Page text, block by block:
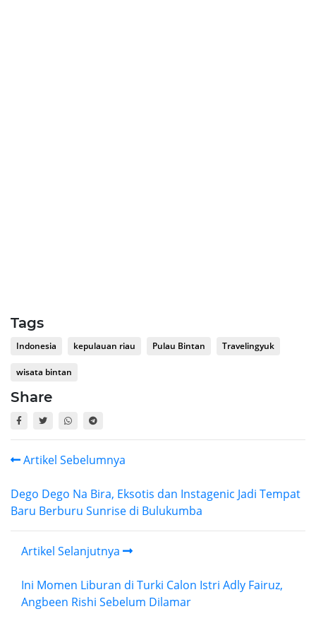
Tags
Indonesia kepulauan riau Pulau Bintan Travelingyuk
wisata bintan
Share
Artikel Sebelumnya
Dego Dego Na Bira, Eksotis dan Instagenic Jadi Tempat
Baru Berburu Sunrise di Bulukumba
Artikel Selanjutnya
Ini Momen Liburan di Turki Calon Istri Adly Fairuz,
Angbeen Rishi Sebelum Dilamar